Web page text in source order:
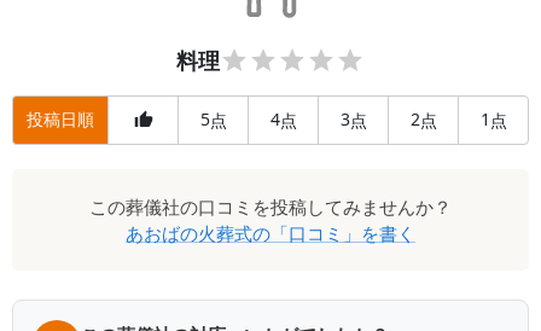
料理
投稿日順 5点 4点 3点 2点 1 点
この葬儀社の口コミを投稿してみませんか？
あおばの火葬式の「口コミ」を書く